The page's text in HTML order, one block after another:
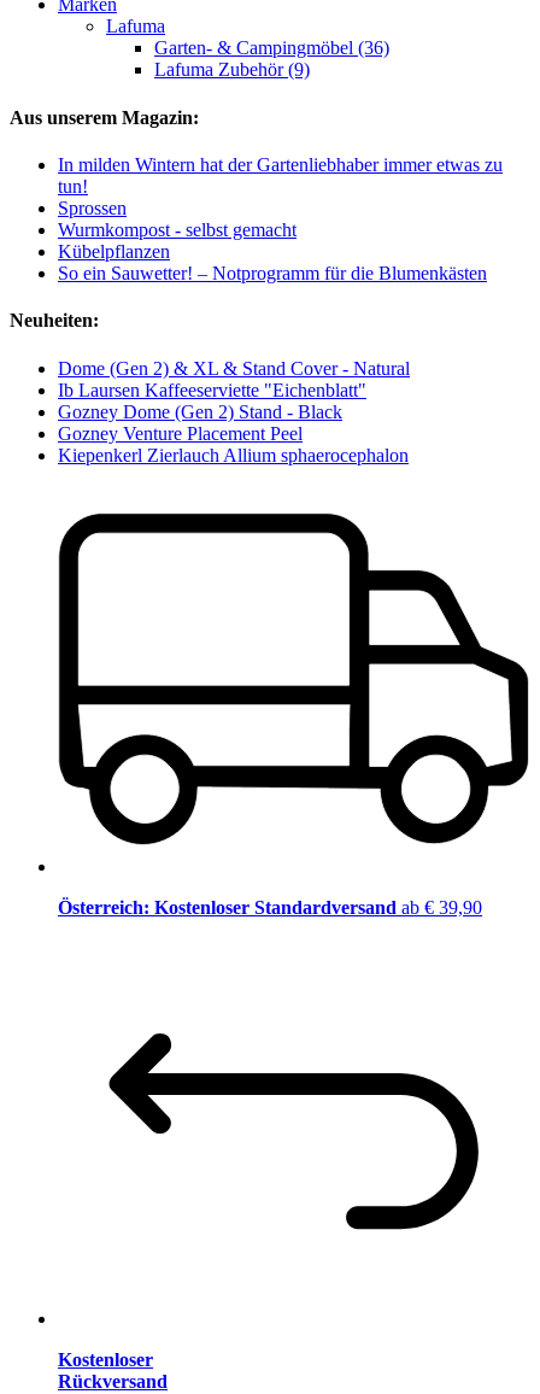
Marken
Lafuma
Garten- & Campingmöbel (36)
Lafuma Zubehör (9)
Aus unserem Magazin:
In milden Wintern hat der Gartenliebhaber immer etwas zu
tun!
Sprossen
Wurmkompost - selbst gemacht
Kübelpflanzen
So ein Sauwetter! – Notprogramm für die Blumenkästen
Neuheiten:
Dome (Gen 2) & XL & Stand Cover - Natural
Ib Laursen Kaffeeserviette "Eichenblatt"
Gozney Dome (Gen 2) Stand - Black
Gozney Venture Placement Peel
Kiepenkerl Zierlauch Allium sphaerocephalon
Österreich: Kostenloser Standardversand ab € 39,90
Kostenloser
Rückversand